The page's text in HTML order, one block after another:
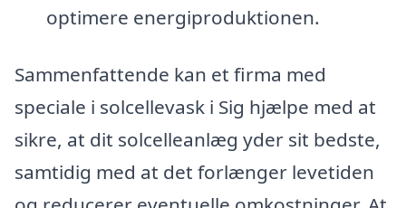
optimere energiproduktionen.
Sammenfattende kan et firma med
speciale i solcellevask i Sig hjælpe med at
sikre, at dit solcelleanlæg yder sit bedste,
samtidig med at det forlænger levetiden